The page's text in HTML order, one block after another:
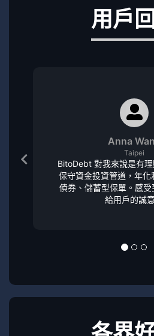
用戶
Anna
Taipei
BitoDebt 對我來說是有
保守資金投資管道，年化
債券、儲蓄型保單。感
給用戶的誠